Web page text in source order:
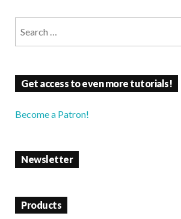
Get access to even more tutorials!
Become a Patron!
Newsletter
Products